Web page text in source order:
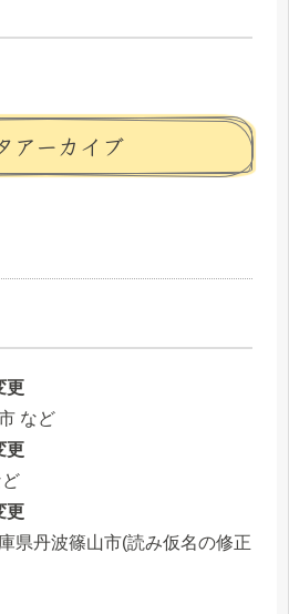
アーカイブ
更
など
更
更
県丹波篠山市(読み仮名の修正